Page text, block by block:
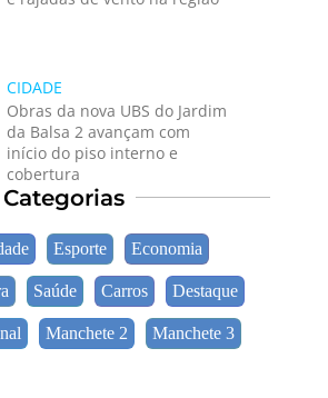
CIDADE
Obras da nova UBS do Jardim
da Balsa 2 avançam com
início do piso interno e
cobertura
Categorias
Esporte Economia
Saúde Carros Destaque
Manchete 2 Manchete 3